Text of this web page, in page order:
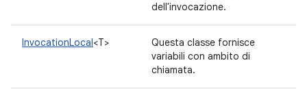
dell'invocazione.
InvocationLocal<T>
Questa classe fornisce
variabili con ambito di
chiamata.